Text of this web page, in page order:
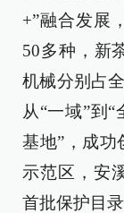
+”融合发展
50多种，新
机械分别占
从“一域”到
基地”，成功
示范区，安
首批保护目